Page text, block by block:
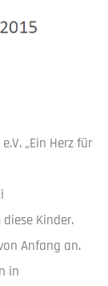
„Ein Herz für
Kinder.
Anfang an.
in